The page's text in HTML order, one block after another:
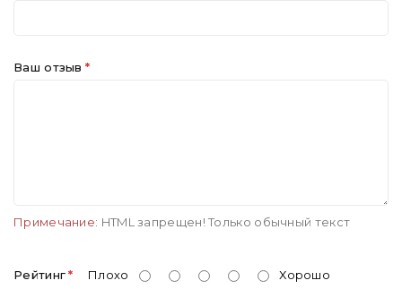
Ваш отзыв
Примечание: HTML запрещен! Только обычный текст
Рейтинг Плохо Хорошо